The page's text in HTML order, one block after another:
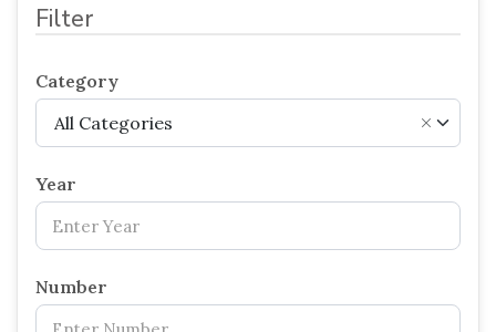
Filter
Category
×
All Categories
Year
Number